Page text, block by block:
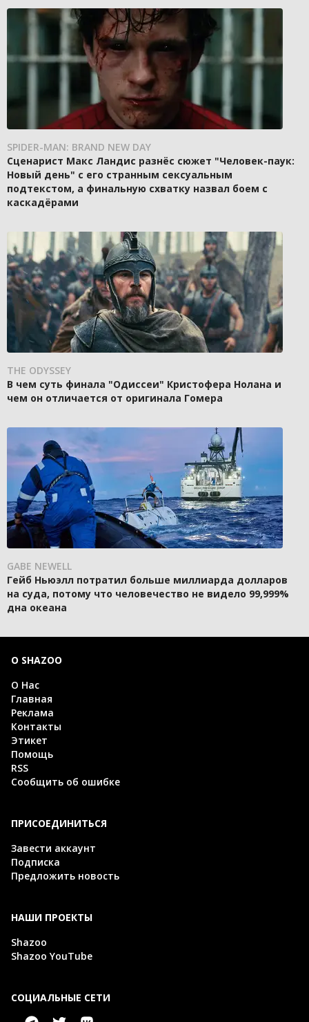
SPIDER-MAN: BRAND NEW DAY
Сценарист Макс Ландис разнёс сюжет "Человек-паук:
Новый день" с его странным сексуальным
подтекстом, а финальную схватку назвал боем с
каскадёрами
THE ODYSSEY
В чем суть финала "Одиссеи" Кристофера Нолана и
чем он отличается от оригинала Гомера
GABE NEWELL
Гейб Ньюэлл потратил больше миллиарда долларов
на суда, потому что человечество не видело 99,999%
дна океана
О SHAZOO
О Нас
Главная
Реклама
Контакты
Этикет
Помощь
RSS
Сообщить об ошибке
ПРИСОЕДИНИТЬСЯ
Завести аккаунт
Подписка
Предложить новость
НАШИ ПРОЕКТЫ
Shazoo
Shazoo YouTube
СОЦИАЛЬНЫЕ СЕТИ